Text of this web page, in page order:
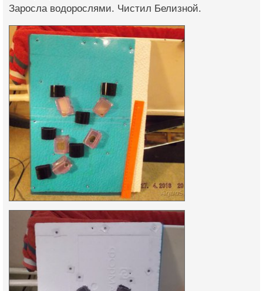
Заросла водорослями. Чистил Белизной.